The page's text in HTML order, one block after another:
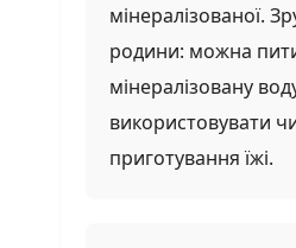
мінералізованої.
родини: можна
мінералізовану
використовувати
приготування їжі.